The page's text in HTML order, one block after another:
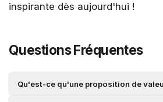
inspirante dès aujourd'hui !
Questions Fréquentes
Qu'est-ce qu'une proposition de